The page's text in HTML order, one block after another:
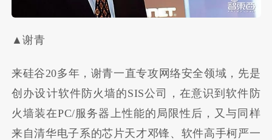
▲谢青
来硅谷20多年，谢青一直专攻网络安全领域，先是
创办设计软件防火墙的SIS公司，在意识到软件防
火墙装在PC/服务器上性能的局限性后，又与同样
来自清华电子系的芯片天才邓锋、软件高手柯严一